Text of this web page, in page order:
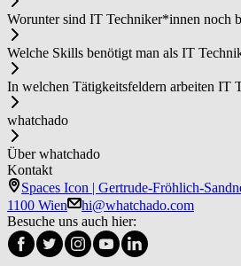
Worunter sind IT ­Tech­ni­ker*in­nen noch
Welche Skills benötigt man als IT
In welchen Tätigkeitsfeldern arbeiten IT
whatchado
Über whatchado
Kontakt
Spaces Icon | Gertrude-Fröhlich-
1100 Wien
hi@whatchado.com
Besuche uns auch hier: